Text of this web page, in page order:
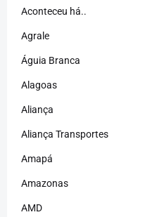
Aconteceu há..
Agrale
Águia Branca
Alagoas
Aliança
Aliança Transportes
Amapá
Amazonas
AMD